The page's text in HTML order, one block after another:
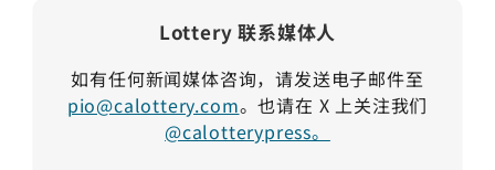
Lottery 联系媒体人
如有任何新闻媒体咨询，请发送电子邮件至
pio@calottery.com。也请在 X 上关注我们
@calotterypress。